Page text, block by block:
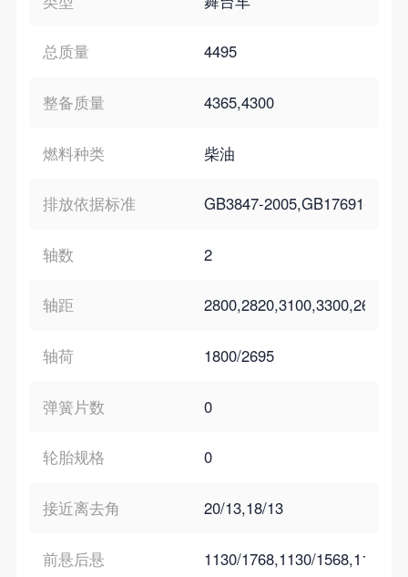
总质量 4495
整备质量 4365,4300
燃料种类 柴油
排放依据标准 GB3847-2005,GB17691-
轴数 2
轴距 2800,2820,3100,3300,2600
轴荷 1800/2695
弹簧片数 0
轮胎规格 0
接近离去角 20/13,18/13
前悬后悬 1130/1768,1130/1568,1150/